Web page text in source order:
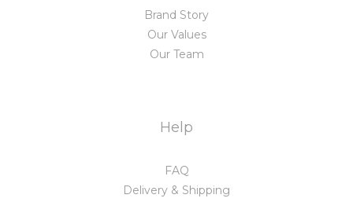
Brand Story
Our Values
Our Team
Help
FAQ
Delivery & Shipping